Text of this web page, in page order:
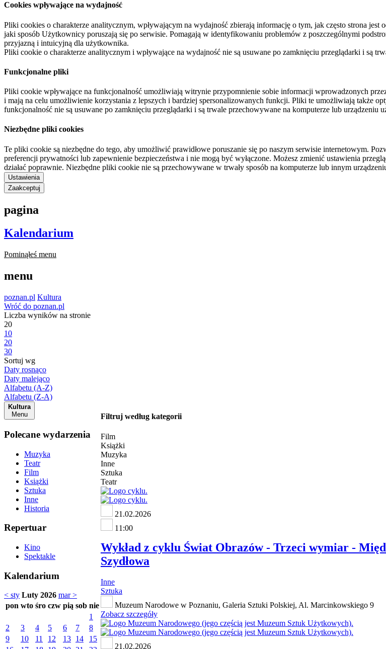
Cookies wpływające na wydajność
Pliki cookies o charakterze analitycznym, wpływającym na wydajność zbierają informację o tym, jak często strona
jaki sposób Użytkownicy poruszają się po serwisie. Pomagają w identyfikowaniu problemów z poszczególnymi
przyjazną i intuicyjną dla użytkownika.
Pliki cookie o charakterze analitycznym i wpływające na wydajność nie są usuwane po zamknięciu przeglądarki i są
Funkcjonalne pliki
Pliki cookie wpływające na funkcjonalność umożliwiają witrynie przypomnienie sobie informacji wprowadzonych
i mają na celu umożliwienie korzystania z lepszych i bardziej spersonalizowanych funkcji. Pliki te umożliwiają także
funkcjonalność nie są usuwane po zamknięciu przeglądarki i są trwale przechowywane na komputerze lub urządzeniu
Niezbędne pliki cookies
Te pliki cookie są niezbędne do tego, aby umożliwić prawidłowe poruszanie się po naszym serwisie internetowym.
preferencji prywatności lub zapewnienie bezpieczeństwa i nie mogą być wyłączone. Możesz zmienić ustawienia
działać poprawnie. Niezbędne pliki cookie nie są przechowywane w trwały sposób na komputerze lub innym
Ustawienia
Zaakceptuj
pagina
Kalendarium
Pominąłeś menu
menu
poznan.pl Kultura
Wróć do poznan.pl
Liczba wyników na stronie
20
10
20
30
Sortuj wg
Daty rosnąco
Daty malejąco
Alfabetu (A-Z)
Alfabetu (Z-A)
Kultura
Menu
Polecane wydarzenia
Muzyka
Teatr
Film
Książki
Sztuka
Inne
Historia
Repertuar
Kino
Spektakle
Kalendarium
< sty Luty 2026 mar >
pon wto śro czw pią sob nie
1
2
3 4 5 6 7
8
9
10 11 12 13 14
15
Filtruj według kategorii
Film
Książki
Muzyka
Inne
Sztuka
Teatr
21.02.2026
11:00
Wykład z cyklu Świat Obrazów - Trzeci wymiar -
Szydłowa
Inne
Sztuka
Muzeum Narodowe w Poznaniu, Galeria Sztuki Polskiej, Al. Marcinkowskiego 9
Zobacz szczegóły
21.02.2026